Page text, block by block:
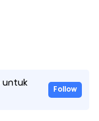
untuk
Follow